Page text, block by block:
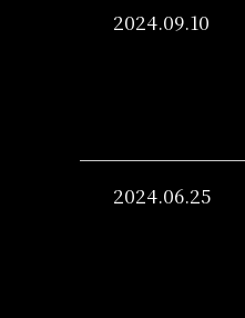
2024.09.10
2024.06.25